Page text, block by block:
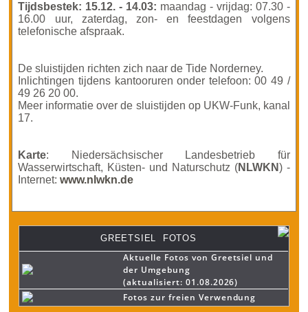
Tijdsbestek: 15.12. - 14.03: maandag - vrijdag: 07.30 -
16.00 uur, zaterdag, zon- en feestdagen volgens
telefonische afspraak.
De sluistijden richten zich naar de Tide Norderney.
Inlichtingen tijdens kantooruren onder telefoon: 00 49 /
49 26 20 00.
Meer informatie over de sluistijden op UKW-Funk, kanal
17.
Karte: Niedersächsischer Landesbetrieb für
Wasserwirtschaft, Küsten- und Naturschutz (NLWKN) -
Internet:www.nlwkn.de
GREETSIEL FOTOS
Aktuelle Fotos von Greetsiel und
der Umgebung
(aktualisiert: 01.08.2026)
Fotos zur freien Verwendung